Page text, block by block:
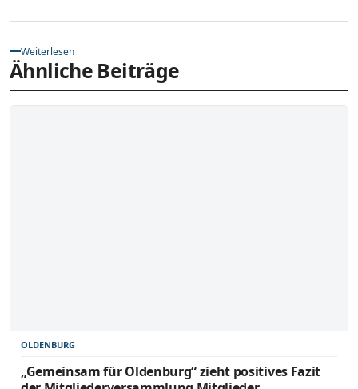
Weiterlesen
Ähnliche Beiträge
OLDENBURG
„Gemeinsam für Oldenburg“ zieht positives Fazit